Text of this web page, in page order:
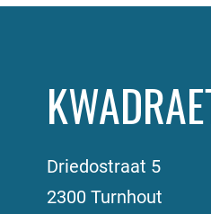
Driedostraat 5
2300 Turnhout